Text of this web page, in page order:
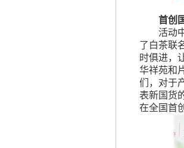
首创
活动
了白茶联
时俱进，
华祥苑和
们，对于
表新国货
在全国首